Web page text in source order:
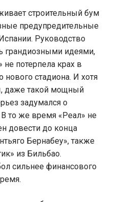
строительный бум
предупредительные
Руководство
грандиозными идеями,
не потерпела крах в
нового стадиона. И хотя
даже такой мощный
задумался о
то же время «Реал» не
довести до конца
Бернабеу», также
из Бильбао.
сильнее финансового